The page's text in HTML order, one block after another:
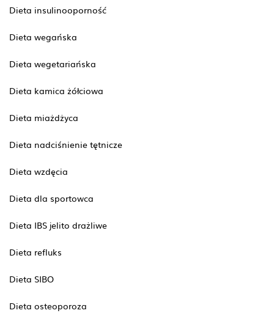
Dieta insulinooporność
Dieta wegańska
Dieta wegetariańska
Dieta kamica żółciowa
Dieta miażdżyca
Dieta nadciśnienie tętnicze
Dieta wzdęcia
Dieta dla sportowca
Dieta IBS jelito drażliwe
Dieta refluks
Dieta SIBO
Dieta osteoporoza